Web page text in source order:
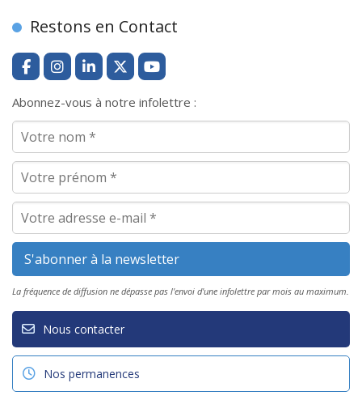
Restons en Contact
Abonnez-vous à notre infolettre :
La fréquence de diffusion ne dépasse pas l'envoi d'une infolettre par mois au maximum.
Nous contacter
Nos permanences